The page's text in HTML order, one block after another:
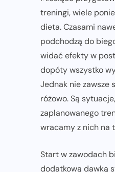
treningi, wiele
dieta. Czasami
podchodzą do
widać efekty w
dopóty wszystko
Jednak nie zawsze
różowo. Są
zaplanowanego
wracamy z nich na
Start w zawodach
dodatkową dawką